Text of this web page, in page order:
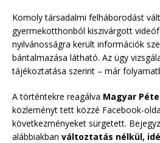
Komoly társadalmi felháborodást
gyermekotthonból kiszivárgott
nyilvánosságra került információk
bántalmazása látható. Az ügy
tájékoztatása szerint – már
A történtekre reagálva Magyar
közleményt tett közzé Facebook-
következményeket sürgetett.
alábbiakban változtatás nélkül,